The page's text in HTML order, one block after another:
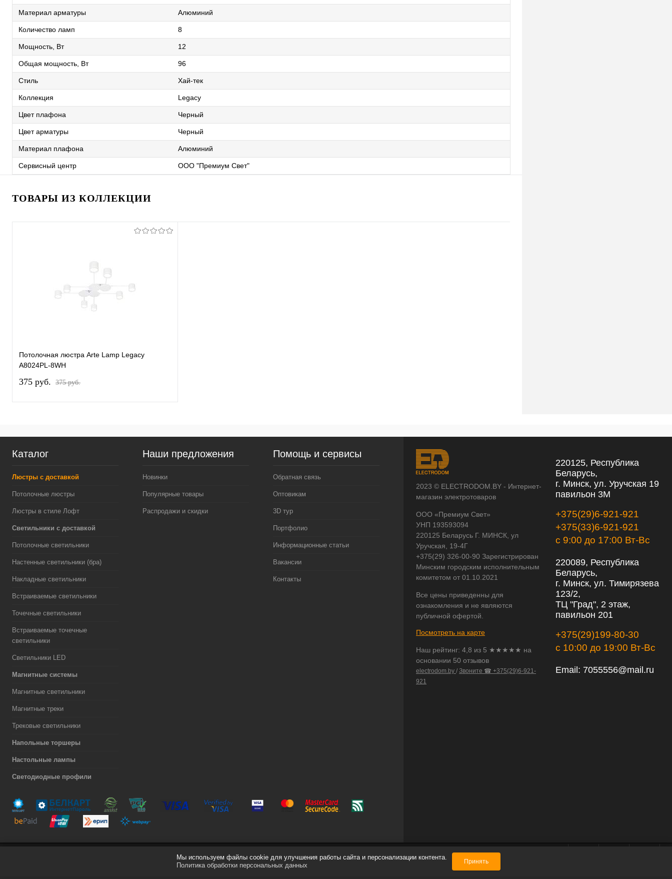
Материал арматуры Алюминий
Количество ламп 8
Мощность, Вт 12
Общая мощность, Вт 96
Стиль Хай-тек
Коллекция Legacy
Цвет плафона Черный
Цвет арматуры Черный
Материал плафона Алюминий
Сервисный центр ООО "Премиум Свет"
ТОВАРЫ ИЗ КОЛЛЕКЦИИ
Потолочная люстра Arte Lamp Legacy
A8024PL-8WH
375 pуб. 375 pуб.
Каталог
Люстры с доставкой
Потолочные люстры
Люстры в стиле Лофт
Светильники с доставкой
Потолочные светильники
Настенные светильники (бра)
Накладные светильники
Встраиваемые светильники
Точечные светильники
Встраиваемые точечные
светильники
Светильники LED
Магнитные системы
Магнитные светильники
Магнитные треки
Трековые светильники
Напольные торшеры
Настольные лампы
Светодиодные профили
Наши предложения
Новинки
Популярные товары
Распродажи и скидки
Помощь и сервисы
Обратная связь
Оптовикам
3D тур
Портфолио
Информационные статьи
Вакансии
Контакты
2023 © ELECTRODOM.BY - Интернет-
магазин электротоваров
ООО «Премиум Свет»
УНП 193593094
220125 Беларусь Г. МИНСК, ул
Уручская, 19-4Г
+375(29) 326-00-90 Зарегистрирован
Минским городским исполнительным
комитетом от 01.10.2021
Все цены приведенны для
ознакомления и не являются
публичной офертой.
Посмотреть на карте
Наш рейтинг: 4,8 из 5 ★★★★★ на
основании 50 отзывов
electrodom.by / Звоните ☎ +375(29)6-921-
921
220125, Республика
Беларусь,
г. Минск, ул. Уручская 19
павильон 3М
+375(29)6-921-921
+375(33)6-921-921
с 9:00 до 17:00 Вт-Вс
220089, Республика
Беларусь,
г. Минск, ул. Тимирязева
123/2,
ТЦ "Град", 2 этаж,
павильон 201
+375(29)199-80-30
с 10:00 до 19:00 Вт-Вс
Email: 7055556@mail.ru
Мы используем файлы cookie для улучшения работы сайта и персонализации контента.
Политика обработки персональных данных
Принять